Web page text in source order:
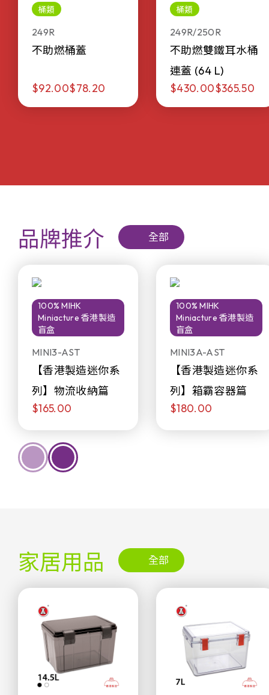
桶類
249R
不助燃桶蓋
$92.00$78.20
桶類
249R/250R
不助燃雙鐵耳水桶
連蓋 (64 L)
$430.00$365.50
品牌推介 全部
100% MIHK
Miniacture 香港製造
盲盒
MINI3-AST
【香港製造迷你系
列】物流收納篇
$165.00
100% MIHK
Miniacture 香港製造
盲盒
MINI3A-AST
【香港製造迷你系
列】箱霸容器篇
$180.00
家居用品 全部